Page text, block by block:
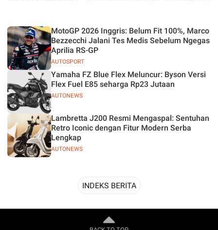
AUTOSPORT
MotoGP 2026 Inggris: Belum Fit 100%, Marco
Bezzecchi Jalani Tes Medis Sebelum Ngegas
Aprilia RS-GP
AUTONEWS
Yamaha FZ Blue Flex Meluncur: Byson Versi
Flex Fuel E85 seharga Rp23 Jutaan
AUTONEWS
Lambretta J200 Resmi Mengaspal: Sentuhan
Retro Iconic dengan Fitur Modern Serba
Lengkap
INDEKS BERITA